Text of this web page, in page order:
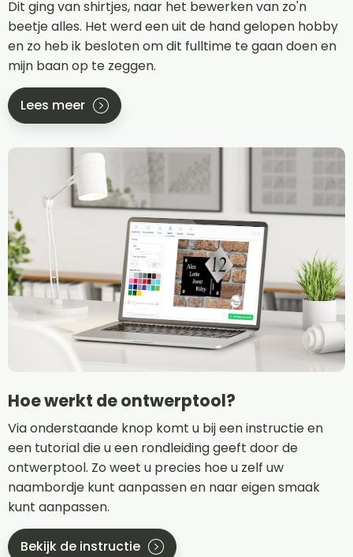
Dit ging van shirtjes, naar het bewerken van zo'n
beetje alles. Het werd een uit de hand gelopen hobby
en zo heb ik besloten om dit fulltime te gaan doen en
mijn baan op te zeggen.
Lees meer
Hoe werkt de ontwerptool?
Via onderstaande knop komt u bij een instructie en
een tutorial die u een rondleiding geeft door de
ontwerptool. Zo weet u precies hoe u zelf uw
naambordje kunt aanpassen en naar eigen smaak
kunt aanpassen.
Bekijk de instructie